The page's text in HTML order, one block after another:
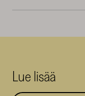
Lue lisää